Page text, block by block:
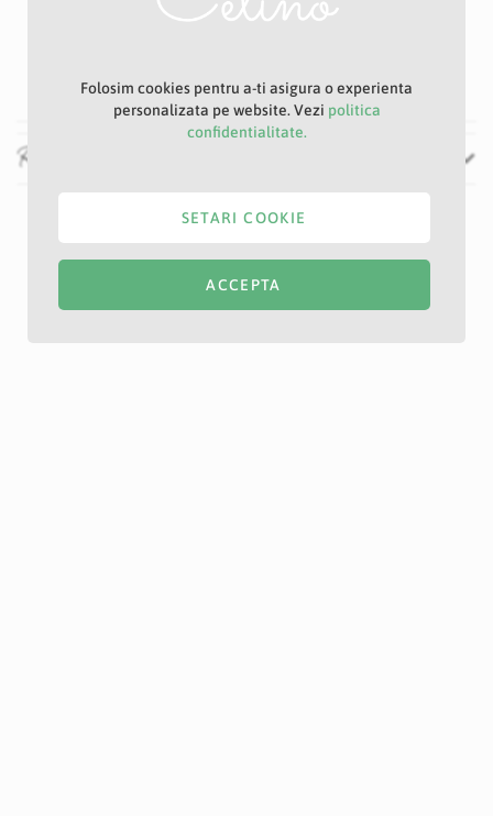
Albastru
Recenzii
Folosim cookies pentru a-ti asigura o experienta
personalizata pe website. Vezi politica
confidentialitate.
ACCEPTA
SETARI COOKIE